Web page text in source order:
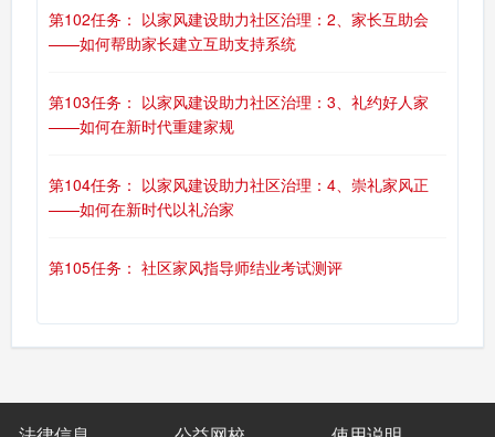
第102任务： 以家风建设助力社区治理：2、家长互助会
——如何帮助家长建立互助支持系统
第103任务： 以家风建设助力社区治理：3、礼约好人家
——如何在新时代重建家规
第104任务： 以家风建设助力社区治理：4、崇礼家风正
——如何在新时代以礼治家
第105任务： 社区家风指导师结业考试测评